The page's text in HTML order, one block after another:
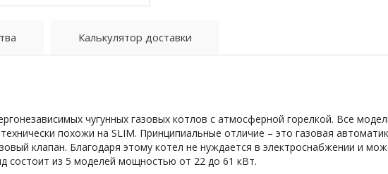
Калькулятор доставки
чугунных газовых котлов с атмосферной горелкой. Все
похожи на SLIM. Принципиальные отличие – это газовая
клапан. Благодаря этому котел не нуждается в электроснабжении и
состоит из 5 моделей мощностью от 22 до 61 кВт.